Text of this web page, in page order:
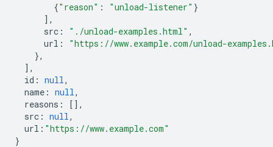
{"reason" : "unload-listener" }
],
src : "./unload-examples.html" ,
url :
"https://www.example.com/unload-
},
],
id : null,
name : null,
reasons :
[],
src : null,
url : "https://www.example.com"
}